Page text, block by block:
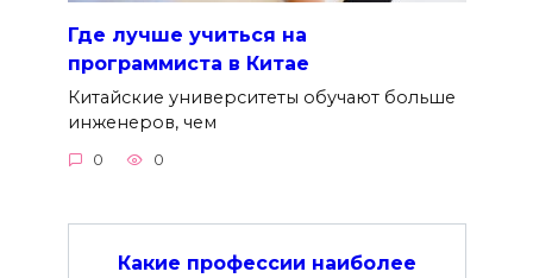
Где лучше учиться на
программиста в Китае
Китайские университеты обучают больше
инженеров, чем
0 0
Какие профессии наиболее